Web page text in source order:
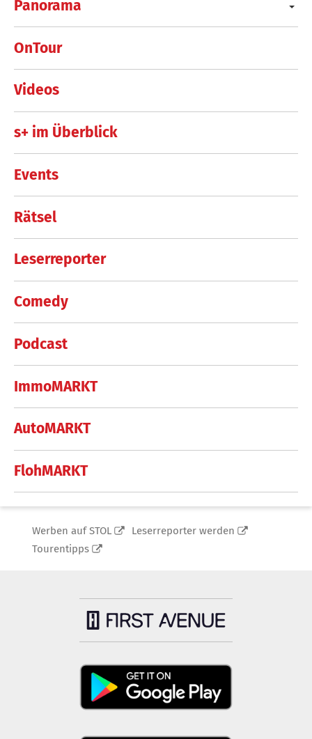
Panorama
OnTour
Videos
s+ im Überblick
Events
Rätsel
Leserreporter
Comedy
Podcast
ImmoMARKT
AutoMARKT
FlohMARKT
Werben auf STOL
Leserreporter werden
Tourentipps